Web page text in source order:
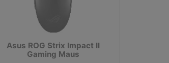
Asus ROG Strix Impact II
Gaming Maus